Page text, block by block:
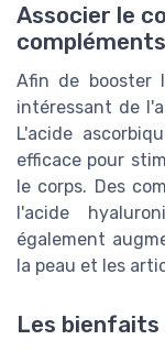
Associer le
compléments
Afin de booster
intéressant de
L'acide
efficace pour
le corps. Des
l'acide
également
la peau et les
Les